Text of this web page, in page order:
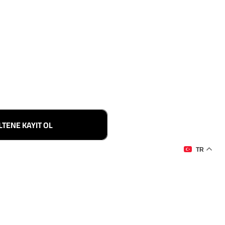
KAYIT OL
TR